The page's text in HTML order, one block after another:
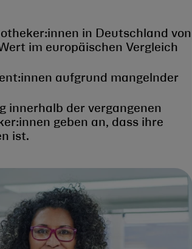
in Deutschland von
im europäischen Vergleich
aufgrund mangelnder
innerhalb der vergangenen
geben an, dass ihre
ist.